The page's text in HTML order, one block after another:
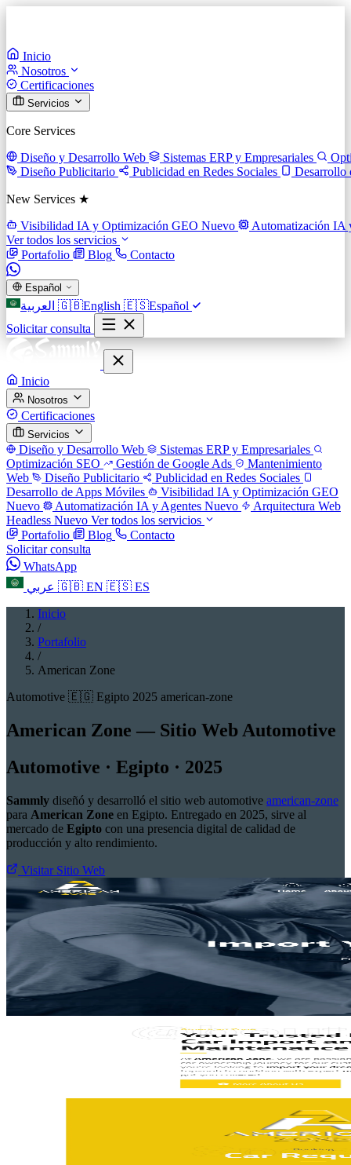
Inicio
Nosotros
Certificaciones
Servicios
Core Services
Diseño y Desarrollo Web
Sistemas ERP y Empresariales
Diseño Publicitario
Publicidad en Redes Sociales Desarrollo
New Services ★
Visibilidad IA y Optimización GEO Nuevo
Automatización IA
Ver todos los servicios
Portafolio
Blog Contacto
Español
العربية 🇬🇧English 🇪🇸Español
Solicitar consulta
Inicio
Nosotros
Certificaciones
Servicios
Diseño y Desarrollo Web
Sistemas ERP y Empresariales
Optimización SEO
Gestión de Google Ads
Mantenimiento
Web
Diseño Publicitario
Publicidad en Redes Sociales
Desarrollo de Apps Móviles
Visibilidad IA y Optimización GEO
Nuevo
Automatización IA y Agentes Nuevo
Arquitectura Web
Headless Nuevo Ver todos los servicios
Portafolio
Blog
Contacto
Solicitar consulta
WhatsApp
عربي 🇬🇧 EN 🇪🇸 ES
Inicio
/
Portafolio
/
American Zone
Automotive 🇪🇬 Egipto 2025 american-zone
American Zone — Sitio Web Automotive
Automotive · Egipto · 2025
Sammly diseñó y desarrolló el sitio web automotive american-zone
para American Zone en Egipto. Entregado en 2025, sirve al
mercado de Egipto con una presencia digital de calidad de
producción y alto rendimiento.
Visitar Sitio Web